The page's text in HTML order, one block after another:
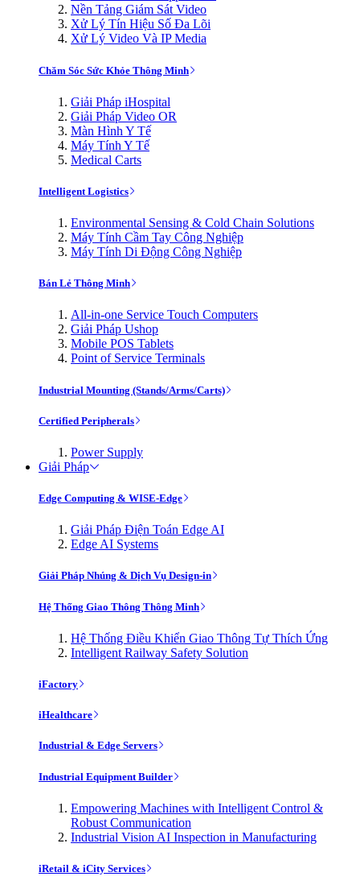
Nền Tảng Giám Sát Video
Xử Lý Tín Hiệu Số Đa Lõi
Xử Lý Video Và IP Media
Chăm Sóc Sức Khỏe Thông Minh
Giải Pháp iHospital
Giải Pháp Video OR
Màn Hình Y Tế
Máy Tính Y Tế
Medical Carts
Intelligent Logistics
Environmental Sensing & Cold Chain Solutions
Máy Tính Cầm Tay Công Nghiệp
Máy Tính Di Động Công Nghiệp
Bán Lẻ Thông Minh
All-in-one Service Touch Computers
Giải Pháp Ushop
Mobile POS Tablets
Point of Service Terminals
Industrial Mounting (Stands/Arms/Carts)
Certified Peripherals
Power Supply
Giải Pháp
Edge Computing & WISE-Edge
Giải Pháp Điện Toán Edge AI
Edge AI Systems
Giải Pháp Nhúng & Dịch Vụ Design-in
Hệ Thống Giao Thông Thông Minh
Hệ Thống Điều Khiển Giao Thông Tự Thích Ứng
Intelligent Railway Safety Solution
iFactory
iHealthcare
Industrial & Edge Servers
Industrial Equipment Builder
Empowering Machines with Intelligent Control &
Robust Communication
Industrial Vision AI Inspection in Manufacturing
iRetail & iCity Services